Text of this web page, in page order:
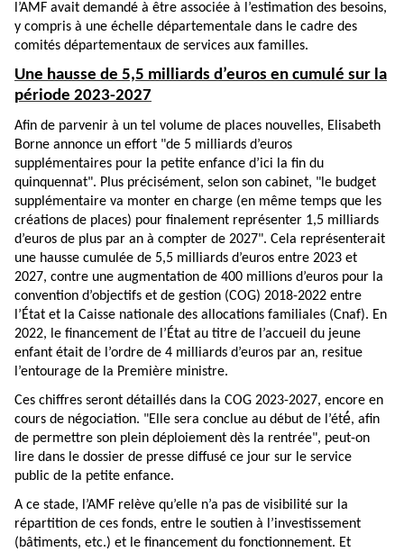
l’AMF avait demandé à être associée à l’estimation des besoins,
y compris à une échelle départementale dans le cadre des
comités départementaux de services aux familles.
Une hausse de 5,5 milliards d’euros en cumulé sur la
période 2023-2027
Afin de parvenir à un tel volume de places nouvelles, Elisabeth
Borne annonce un effort "de 5 milliards d’euros
supplémentaires pour la petite enfance d’ici la fin du
quinquennat". Plus précisément, selon son cabinet, "le budget
supplémentaire va monter en charge (en même temps que les
créations de places) pour finalement représenter 1,5 milliards
d’euros de plus par an à compter de 2027". Cela représenterait
une hausse cumulée de 5,5 milliards d’euros entre 2023 et
2027, contre une augmentation de 400 millions d’euros pour la
convention d’objectifs et de gestion (COG) 2018-2022 entre
l’État et la Caisse nationale des allocations familiales (Cnaf). En
2022, le financement de l’État au titre de l’accueil du jeune
enfant était de l’ordre de 4 milliards d’euros par an, resitue
l’entourage de la Première ministre.
Ces chiffres seront détaillés dans la COG 2023-2027, encore en
cours de négociation. "Elle sera conclue au début de l’été́, afin
de permettre son plein déploiement dès la rentrée", peut-on
lire dans le dossier de presse diffusé ce jour sur le service
public de la petite enfance.
A ce stade, l’AMF relève qu’elle n’a pas de visibilité sur la
répartition de ces fonds, entre le soutien à l’investissement
(bâtiments, etc.) et le financement du fonctionnement. Et